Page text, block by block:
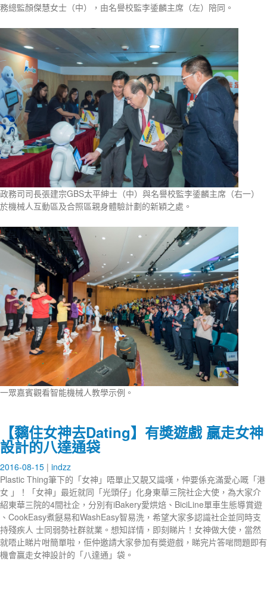
務總監顏傑慧女士（中），由名譽校監李鋈麟主席（左）陪同。
政務司司長張建宗GBS太平紳士（中）與名譽校監李鋈麟主席（右一）
於機械人互動區及合照區親身體驗計劃的新穎之處。
一眾嘉賓觀看智能機械人教學示例。
【黐住女神去Dating】有奬遊戲 贏走女神
設計的八達通袋
2016-08-15 indzz
Plastic Thing筆下的「女神」唔單止又靚又識嘆，仲要係充滿愛心嘅「港
女 」！「女神」最近就同「光頭仔」化身東華三院社企大使，為大家介
紹東華三院的4間社企，分別有iBakery愛烘焙、BiciLine單車生態導賞遊
、CookEasy煮餸易和WashEasy智易洗，希望大家多認識社企並同時支
持殘疾人 士同弱勢社群就業。想知詳情，即刻睇片！女神做大使，當然
就唔止睇片咁簡單啦，佢仲邀請大家參加有奬遊戲，睇完片答啱問題即有
機會贏走女神設計的「八達通」袋。